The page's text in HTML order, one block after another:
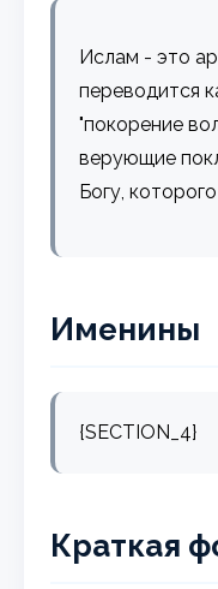
Ислам - это
переводится
"покорение
верующие
Богу,
Именины
{SECTION_4}
Краткая